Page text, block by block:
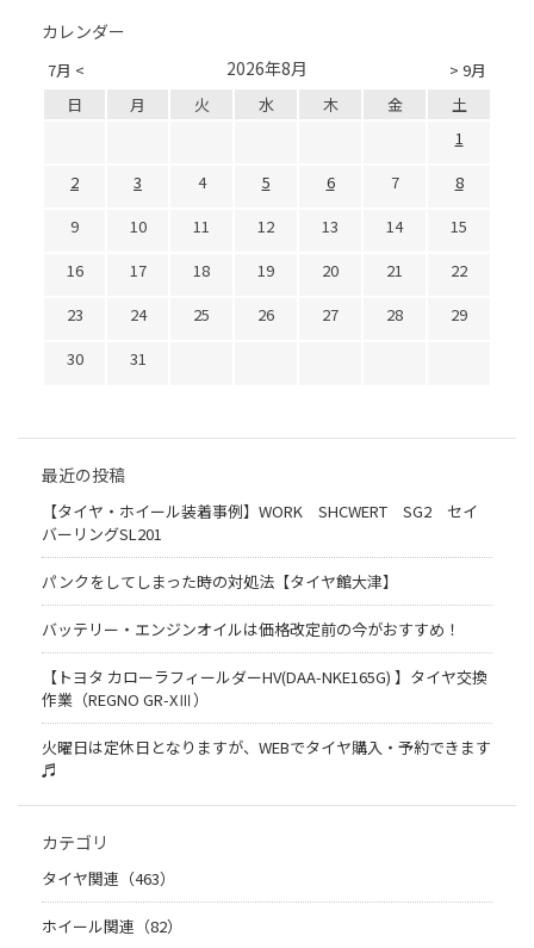
カレンダー
7月 < > 9月
2026年8月
日 月 火 水 木 金
土
1
2
3 4 5 6 7
8
9
10 11 12 13 14
15
16
17 18 19 20 21
22
23
24 25 26 27 28
29
30
31
最近の投稿
【タイヤ・ホイール装着事例】WORK SHCWERT SG2 セイ
バーリングSL201
パンクをしてしまった時の対処法【タイヤ館大津】
バッテリー・エンジンオイルは価格改定前の今がおすすめ！
【トヨタ カローラフィールダーHV(DAA-NKE165G) 】タイヤ交換
作業（REGNO GR-XⅢ）
火曜日は定休日となりますが、WEBでタイヤ購入・予約できます
♬
カテゴリ
タイヤ関連（463）
ホイール関連（82）